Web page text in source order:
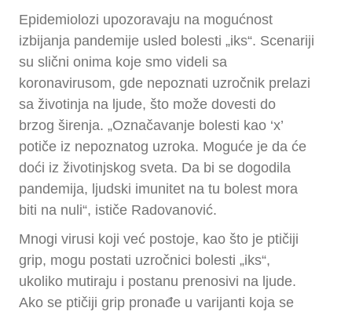
Epidemiolozi upozoravaju na mogućnost
izbijanja pandemije usled bolesti „iks“. Scenariji
su slični onima koje smo videli sa
koronavirusom, gde nepoznati uzročnik prelazi
sa životinja na ljude, što može dovesti do
brzog širenja. „Označavanje bolesti kao ‘x’
potiče iz nepoznatog uzroka. Moguće je da će
doći iz životinjskog sveta. Da bi se dogodila
pandemija, ljudski imunitet na tu bolest mora
biti na nuli“, ističe Radovanović.
Mnogi virusi koji već postoje, kao što je ptičiji
grip, mogu postati uzročnici bolesti „iks“,
ukoliko mutiraju i postanu prenosivi na ljude.
Ako se ptičiji grip pronađe u varijanti koja se